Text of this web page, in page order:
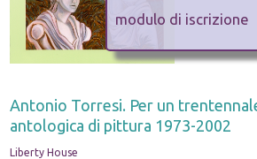
Antonio Torresi. Per un
antologica di pittura 1973-2002
Liberty House
modulo di iscrizione